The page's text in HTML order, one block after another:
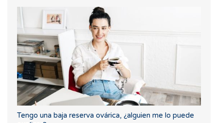
Tengo una baja reserva ovárica, ¿alguien me lo puede